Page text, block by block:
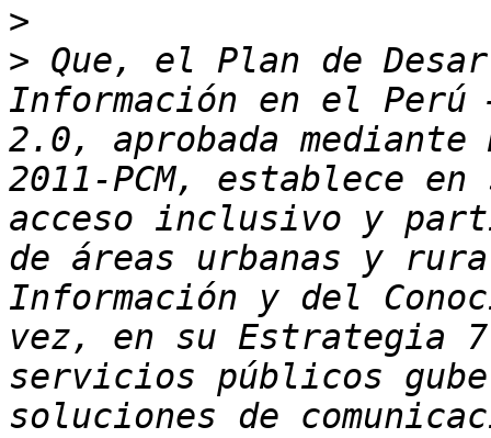
>
> Que, el Plan de
Información en el Perú
2.0, aprobada mediante
2011-PCM, establece
acceso inclusivo y
de áreas urbanas y
Información y del
vez, en su Estrategia
servicios públicos
soluciones de